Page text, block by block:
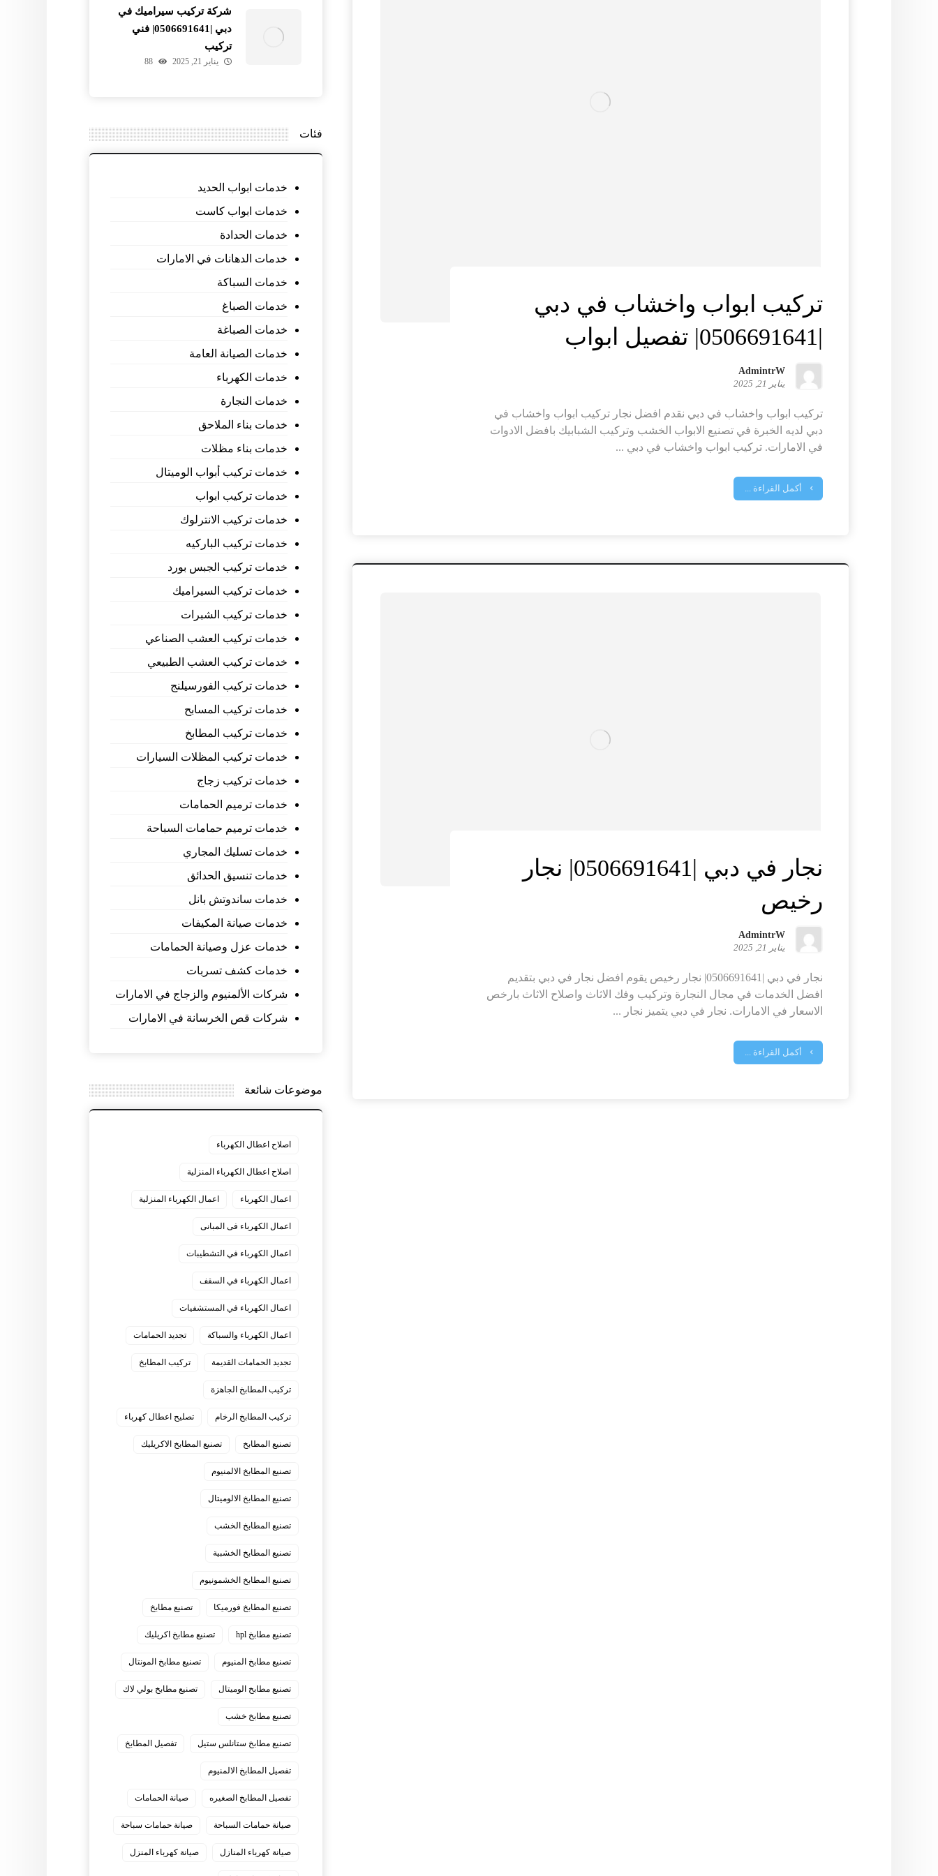
تركيب ابواب واخشاب في دبي
|0506691641| تفصيل ابواب
AdmintrW
يناير 21, 2025
تركيب ابواب واخشاب في دبي نقدم افضل نجار تركيب ابواب واخشاب في
دبي لديه الخبرة في تصنيع الابواب الخشب وتركيب الشبابيك بافضل الادوات
في الامارات. تركيب ابواب واخشاب في دبي ...
أكمل القراءة ...
نجار في دبي |0506691641| نجار
رخيص
AdmintrW
يناير 21, 2025
نجار في دبي |0506691641| نجار رخيص يقوم افضل نجار في دبي بتقديم
افضل الخدمات في مجال النجارة وتركيب وفك الاثاث واصلاح الاثاث بارخص
الاسعار في الامارات. نجار في دبي يتميز نجار ...
أكمل القراءة ...
شركة تركيب سيراميك في
دبي |0506691641| فني
تركيب
يناير 21, 2025 88
فئات
خدمات ابواب الحديد
خدمات ابواب كاست
خدمات الحدادة
خدمات الدهانات في الامارات
خدمات السباكة
خدمات الصباغ
خدمات الصباغة
خدمات الصيانة العامة
خدمات الكهرباء
خدمات النجارة
خدمات بناء الملاحق
خدمات بناء مظلات
خدمات تركيب أبواب الوميتال
خدمات تركيب ابواب
خدمات تركيب الانترلوك
خدمات تركيب الباركيه
خدمات تركيب الجبس بورد
خدمات تركيب السيراميك
خدمات تركيب الشبرات
خدمات تركيب العشب الصناعي
خدمات تركيب العشب الطبيعي
خدمات تركيب الفورسيلنج
خدمات تركيب المسابح
خدمات تركيب المطابخ
خدمات تركيب المظلات السيارات
خدمات تركيب زجاج
خدمات ترميم الحمامات
خدمات ترميم حمامات السباحة
خدمات تسليك المجاري
خدمات تنسيق الحدائق
خدمات ساندوتش بانل
خدمات صيانة المكيفات
خدمات عزل وصيانة الحمامات
خدمات كشف تسربات
شركات الألمنيوم والزجاج في الامارات
شركات قص الخرسانة في الامارات
موضوعات شائعة
اصلاح اعطال الكهرباء
اصلاح اعطال الكهرباء المنزلية
اعمال الكهرباء اعمال الكهرباء المنزلية
اعمال الكهرباء فى المبانى
اعمال الكهرباء في التشطيبات
اعمال الكهرباء في السقف
اعمال الكهرباء في المستشفيات
اعمال الكهرباء والسباكة تجديد الحمامات
تجديد الحمامات القديمة تركيب المطابخ
تركيب المطابخ الجاهزة
تركيب المطابخ الرخام تصليح اعطال كهرباء
تصنيع المطابخ تصنيع المطابخ الاكريليك
تصنيع المطابخ الالمنيوم
تصنيع المطابخ الالوميتال
تصنيع المطابخ الخشب
تصنيع المطابخ الخشبية
تصنيع المطابخ الخشمونيوم
تصنيع المطابخ فورميكا تصنيع مطابخ
تصنيع مطابخ hpl تصنيع مطابخ اكريليك
تصنيع مطابخ المنيوم تصنيع مطابخ المونتال
تصنيع مطابخ الوميتال تصنيع مطابخ بولي لاك
تصنيع مطابخ خشب
تصنيع مطابخ ستانلس ستيل تفصيل المطابخ
تفصيل المطابخ الالمنيوم
تفصيل المطابخ الصغيره صيانة الحمامات
صيانة حمامات السباحة صيانة حمامات سباحة
صيانة كهرباء المنازل صيانة كهرباء المنزل